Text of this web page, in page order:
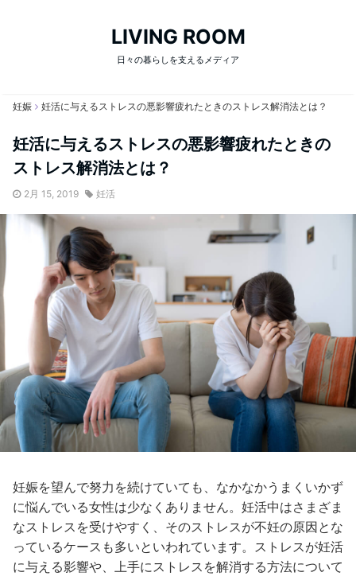
LIVING ROOM
日々の暮らしを支えるメディア
妊娠 妊活に与えるストレスの悪影響疲れたときのストレス解消法とは？
妊活に与えるストレスの悪影響疲れたときの
ストレス解消法とは？
2月 15, 2019 妊活
妊娠を望んで努力を続けていても、なかなかうまくいかず
に悩んでいる女性は少なくありません。妊活中はさまざま
なストレスを受けやすく、そのストレスが不妊の原因とな
っているケースも多いといわれています。ストレスが妊活
に与える影響や、上手にストレスを解消する方法について